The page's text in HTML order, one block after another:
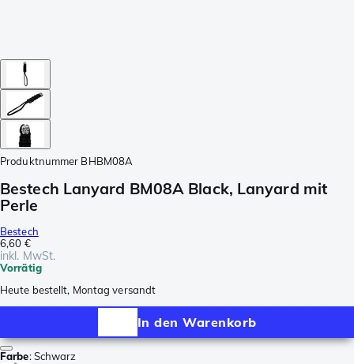
Produktnummer BHBM08A
Bestech Lanyard BM08A Black, Lanyard mit
Perle
Bestech
6,60 €
inkl. MwSt.
Vorrätig
Heute bestellt, Montag versandt
In den Warenkorb
Farbe:Schwarz